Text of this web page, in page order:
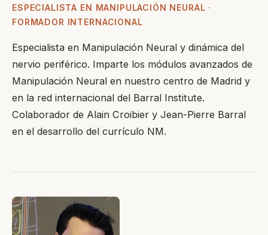
ESPECIALISTA EN MANIPULACIÓN NEURAL ·
FORMADOR INTERNACIONAL
Especialista en Manipulación Neural y dinámica del
nervio periférico. Imparte los módulos avanzados de
Manipulación Neural en nuestro centro de Madrid y
en la red internacional del Barral Institute.
Colaborador de Alain Croibier y Jean-Pierre Barral
en el desarrollo del currículo NM.